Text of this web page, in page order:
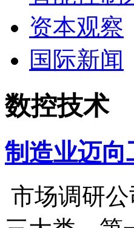
资本观察
国际新闻
数控技术
制造业迈向
市场调研